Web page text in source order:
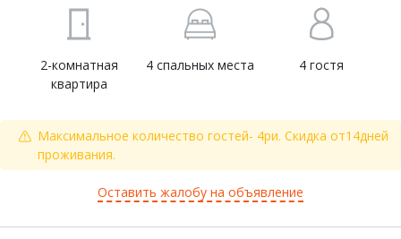
2-комнатная
квартира
4 спальных места 4 гостя
Максимальное количество гостей- 4ри. Скидка от14дней
проживания.
Оставить жалобу на объявление